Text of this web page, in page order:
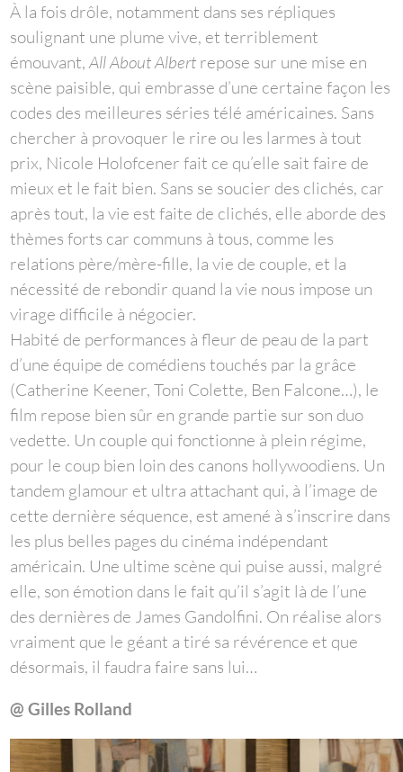
À la fois drôle, notamment dans ses répliques
soulignant une plume vive, et terriblement
émouvant,All About Albert repose sur une mise en
scène paisible, qui embrasse d’une certaine façon les
codes des meilleures séries télé américaines. Sans
chercher à provoquer le rire ou les larmes à tout
prix, Nicole Holofcener fait ce qu’elle sait faire de
mieux et le fait bien. Sans se soucier des clichés, car
après tout, la vie est faite de clichés, elle aborde des
thèmes forts car communs à tous, comme les
relations père/mère-fille, la vie de couple, et la
nécessité de rebondir quand la vie nous impose un
virage difficile à négocier.
Habité de performances à fleur de peau de la part
d’une équipe de comédiens touchés par la grâce
(Catherine Keener, Toni Colette, Ben Falcone…), le
film repose bien sûr en grande partie sur son duo
vedette. Un couple qui fonctionne à plein régime,
pour le coup bien loin des canons hollywoodiens. Un
tandem glamour et ultra attachant qui, à l’image de
cette dernière séquence, est amené à s’inscrire dans
les plus belles pages du cinéma indépendant
américain. Une ultime scène qui puise aussi, malgré
elle, son émotion dans le fait qu’il s’agit là de l’une
des dernières de James Gandolfini. On réalise alors
vraiment que le géant a tiré sa révérence et que
désormais, il faudra faire sans lui…
@ Gilles Rolland